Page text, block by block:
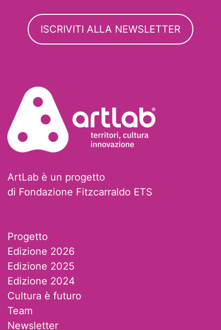
ISCRIVITI ALLA NEWSLETTER
ArtLab è un progetto
di Fondazione Fitzcarraldo ETS
Progetto
Edizione 2026
Edizione 2025
Edizione 2024
Cultura è futuro
Team
Newsletter